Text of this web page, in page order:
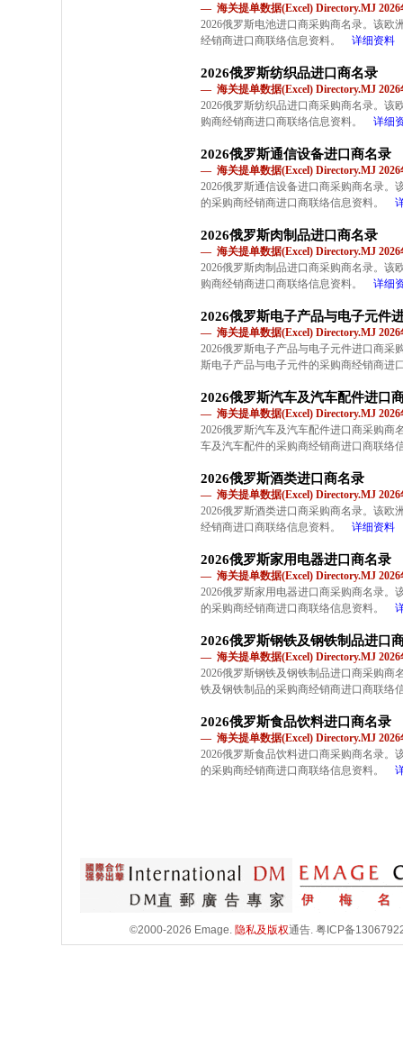
— 海关提单数据(Excel) Directory.MJ 2026
2026俄罗斯电池进口商采购商名录。该欧
经销商进口商联络信息资料。
详细资料
2026俄罗斯纺织品进口商名录
— 海关提单数据(Excel) Directory.MJ 2026
2026俄罗斯纺织品进口商采购商名录。该
购商经销商进口商联络信息资料。
详细
2026俄罗斯通信设备进口商名录
— 海关提单数据(Excel) Directory.MJ 2026
2026俄罗斯通信设备进口商采购商名录。
的采购商经销商进口商联络信息资料。
2026俄罗斯肉制品进口商名录
— 海关提单数据(Excel) Directory.MJ 2026
2026俄罗斯肉制品进口商采购商名录。该
购商经销商进口商联络信息资料。
详细
2026俄罗斯电子产品与电子元件
— 海关提单数据(Excel) Directory.MJ 2026
2026俄罗斯电子产品与电子元件进口商采
斯电子产品与电子元件的采购商经销商进
2026俄罗斯汽车及汽车配件进口
— 海关提单数据(Excel) Directory.MJ 2026
2026俄罗斯汽车及汽车配件进口商采购商
车及汽车配件的采购商经销商进口商联络
2026俄罗斯酒类进口商名录
— 海关提单数据(Excel) Directory.MJ 2026
2026俄罗斯酒类进口商采购商名录。该欧
经销商进口商联络信息资料。
详细资料
2026俄罗斯家用电器进口商名录
— 海关提单数据(Excel) Directory.MJ 2026
2026俄罗斯家用电器进口商采购商名录。
的采购商经销商进口商联络信息资料。
2026俄罗斯钢铁及钢铁制品进口
— 海关提单数据(Excel) Directory.MJ 2026
2026俄罗斯钢铁及钢铁制品进口商采购商
铁及钢铁制品的采购商经销商进口商联络
2026俄罗斯食品饮料进口商名录
— 海关提单数据(Excel) Directory.MJ 2026
2026俄罗斯食品饮料进口商采购商名录。
的采购商经销商进口商联络信息资料。
©2000-2026 Emage. 隐私及版权通告. 粤ICP备